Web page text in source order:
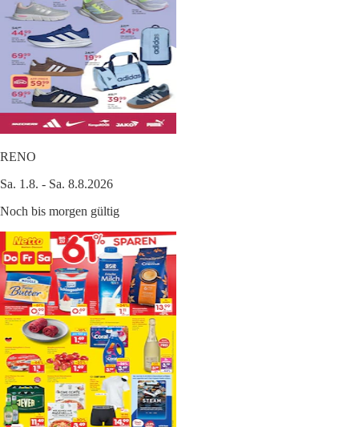
RENO
Sa. 1.8. - Sa. 8.8.2026
Noch bis morgen gültig